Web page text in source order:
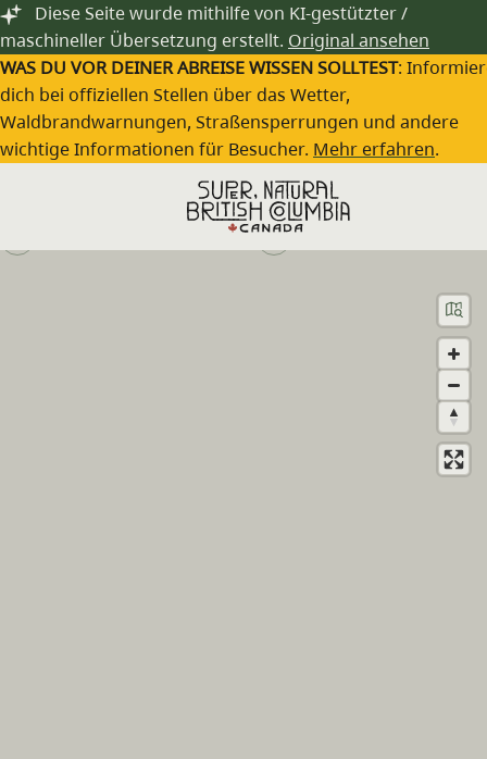
Zum Hauptinhalt springen
Diese Seite wurde mithilfe von KI-gestützter /
maschineller Übersetzung erstellt. Original ansehen
WAS DU VOR DEINER ABREISE WISSEN SOLLTEST:
dich bei offiziellen Stellen über das Wetter,
Waldbrandwarnungen, Straßensperrungen und andere
wichtige Informationen für Besucher. Mehr erfahren.
Rust Wine
(250) 498-3276